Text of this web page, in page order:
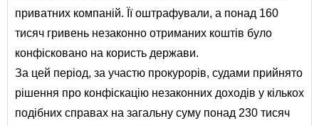
приватних компаній. Її оштрафували, а понад 160
тисяч гривень незаконно отриманих коштів було
конфісковано на користь держави.
За цей період, за участю прокурорів, судами прийнято
рішення про конфіскацію незаконних доходів у кількох
подібних справах на загальну суму понад 230 тисяч